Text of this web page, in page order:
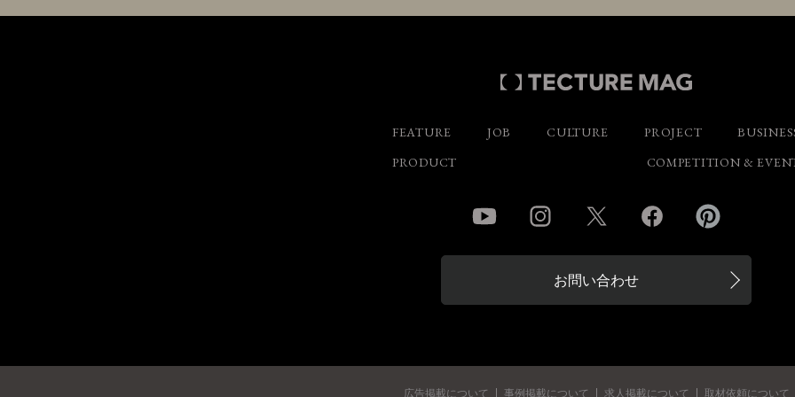
FEATURE JOB CULTURE PROJECT
PRODUCT
COMPETITION &
YouTube Instagram Twitter Facebook
お問い合わせ
広告掲載について 事例掲載について 求人掲載について 取材依頼について